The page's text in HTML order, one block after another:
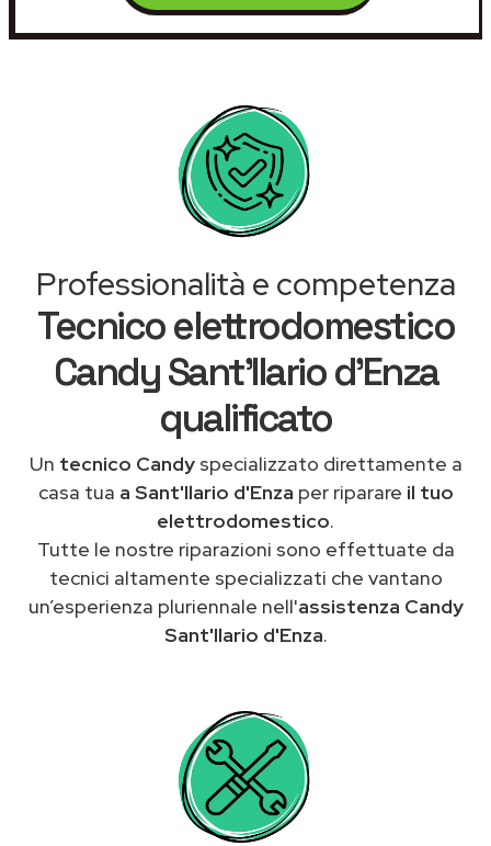
Professionalità e competenza
Tecnico elettrodomestico
Candy Sant'Ilario d'Enza
qualificato
Un tecnico Candyspecializzato direttamente a
casa tua a Sant'Ilario d'Enza per riparare il tuo
elettrodomestico.
Tutte le nostre riparazioni sono effettuate da
tecnici altamente specializzati che vantano
un’esperienza pluriennale nell'assistenza Candy
Sant'Ilario d'Enza.